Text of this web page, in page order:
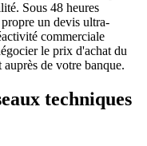
Sous 48 heures
un devis ultra-
commerciale
le prix d'achat du
de votre banque.
techniques